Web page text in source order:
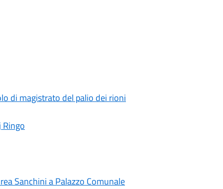
di magistrato del palio dei rioni
Sanchini a Palazzo Comunale